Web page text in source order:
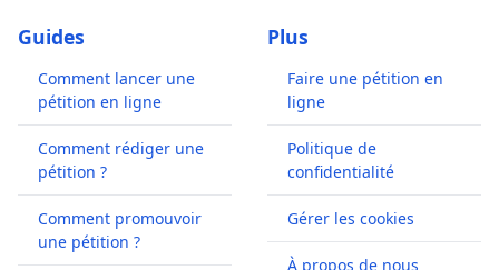
Guides
Comment lancer une
pétition en ligne
Comment rédiger une
pétition ?
Comment promouvoir
une pétition ?
Plus
Faire une pétition en
ligne
Politique de
confidentialité
Gérer les cookies
À propos de nous